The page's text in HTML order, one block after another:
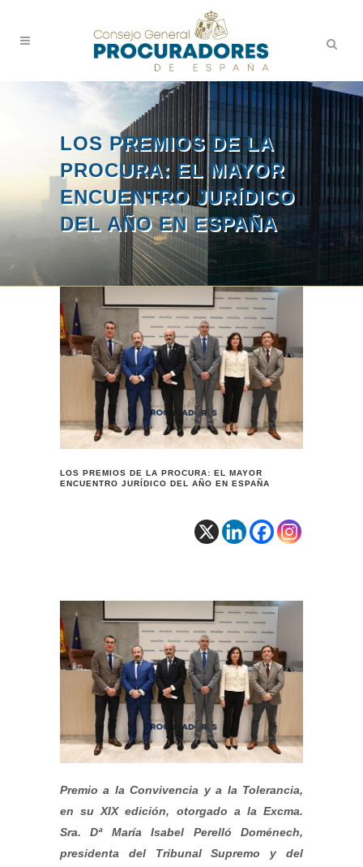
LOS PREMIOS DE LA
PROCURA: EL MAYOR
ENCUENTRO JURÍDICO
DEL AÑO EN ESPAÑA
LOS PREMIOS DE LA PROCURA: EL MAYOR
ENCUENTRO JURÍDICO DEL AÑO EN ESPAÑA
Premio a la Convivencia y a la Tolerancia,
en su XIX edición, otorgado a la Excma.
Sra. Dª María Isabel Perelló Doménech,
presidenta del Tribunal Supremo y del